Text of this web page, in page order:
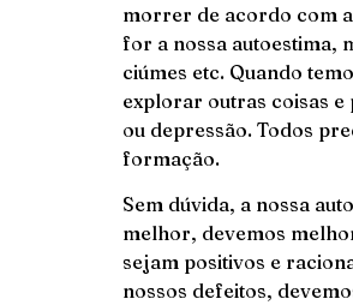
morrer de acordo com
for a nossa autoestima,
ciúmes etc. Quando
explorar outras coisas e
ou depressão. Todos
formação.
Sem dúvida, a nossa
melhor, devemos
sejam positivos e
nossos defeitos,